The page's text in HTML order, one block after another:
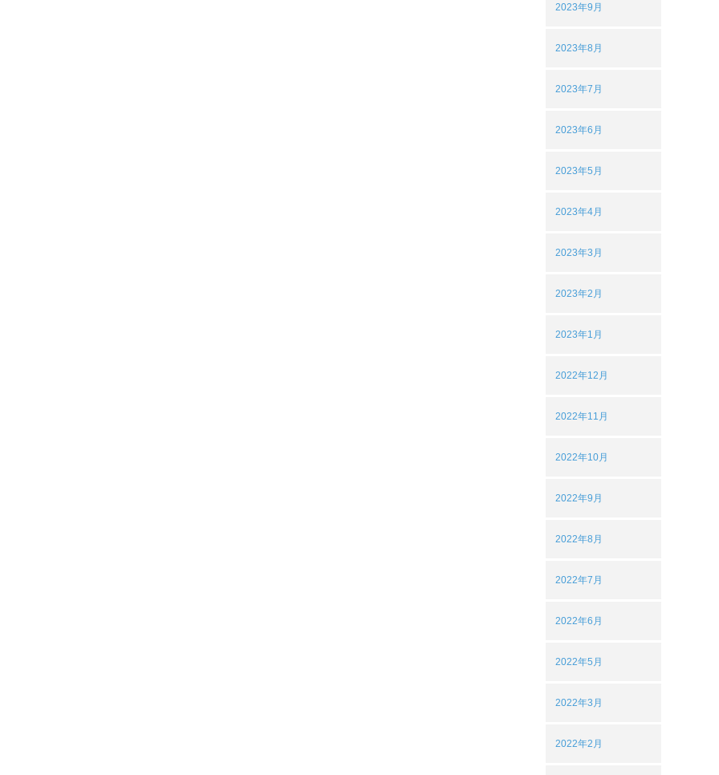
2023年9月
2023年8月
2023年7月
2023年6月
2023年5月
2023年4月
2023年3月
2023年2月
2023年1月
2022年12月
2022年11月
2022年10月
2022年9月
2022年8月
2022年7月
2022年6月
2022年5月
2022年3月
2022年2月